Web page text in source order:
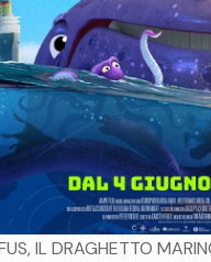
IL DRAGHETTO